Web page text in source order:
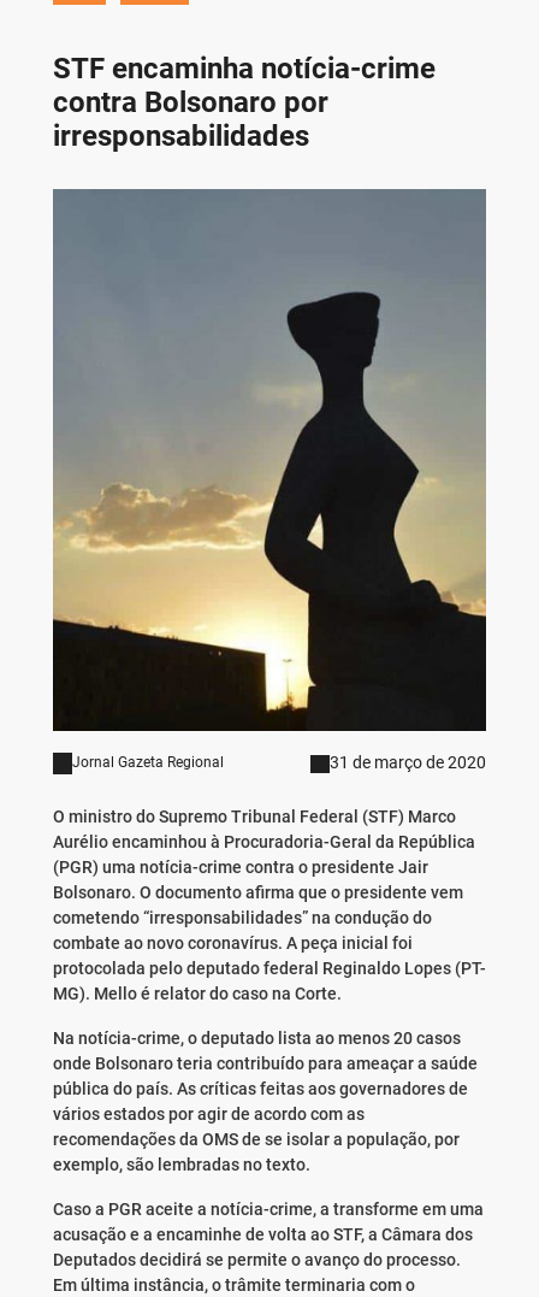
STF encaminha notícia-crime
contra Bolsonaro por
irresponsabilidades
Jornal Gazeta Regional 31 de março de 2020
O ministro do Supremo Tribunal Federal (STF) Marco
Aurélio encaminhou à Procuradoria-Geral da República
(PGR) uma notícia-crime contra o presidente Jair
Bolsonaro. O documento afirma que o presidente vem
cometendo “irresponsabilidades” na condução do
combate ao novo coronavírus. A peça inicial foi
protocolada pelo deputado federal Reginaldo Lopes (PT-
MG). Mello é relator do caso na Corte.
Na notícia-crime, o deputado lista ao menos 20 casos
onde Bolsonaro teria contribuído para ameaçar a saúde
pública do país. As críticas feitas aos governadores de
vários estados por agir de acordo com as
recomendações da OMS de se isolar a população, por
exemplo, são lembradas no texto.
Caso a PGR aceite a notícia-crime, a transforme em uma
acusação e a encaminhe de volta ao STF, a Câmara dos
Deputados decidirá se permite o avanço do processo.
Em última instância, o trâmite terminaria com o